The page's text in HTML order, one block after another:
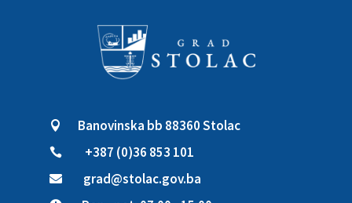
 Banovinska bb 88360 Stolac
 +387 (0)36 853 101
 grad@stolac.gov.ba